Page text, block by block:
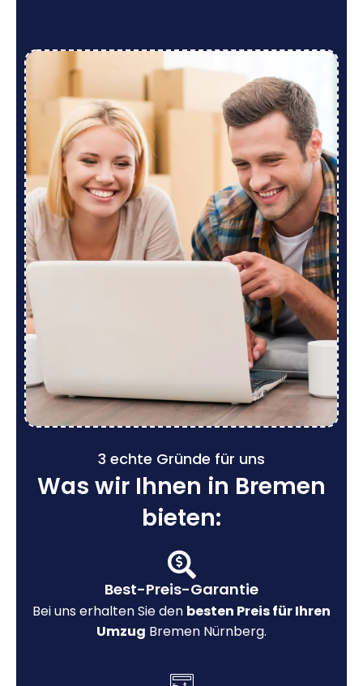
3 echte Gründe für uns
Was wir Ihnen in Bremen
bieten:
Best-Preis-Garantie
Bei uns erhalten Sie den besten Preis für Ihren
Umzug Bremen Nürnberg.